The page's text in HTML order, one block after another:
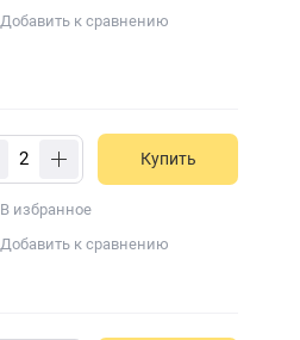
Добавить к сравнению
Купить
В избранное
Добавить к сравнению